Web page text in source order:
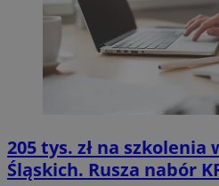
205 tys. zł na szkolenia
Śląskich. Rusza nabór